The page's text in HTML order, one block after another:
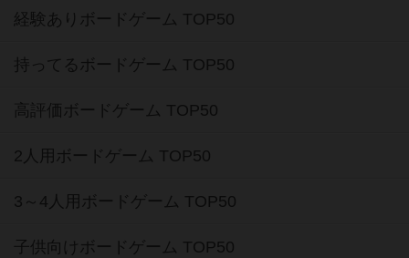
経験ありボードゲーム TOP50
持ってるボードゲーム TOP50
高評価ボードゲーム TOP50
2人用ボードゲーム TOP50
3～4人用ボードゲーム TOP50
子供向けボードゲーム TOP50